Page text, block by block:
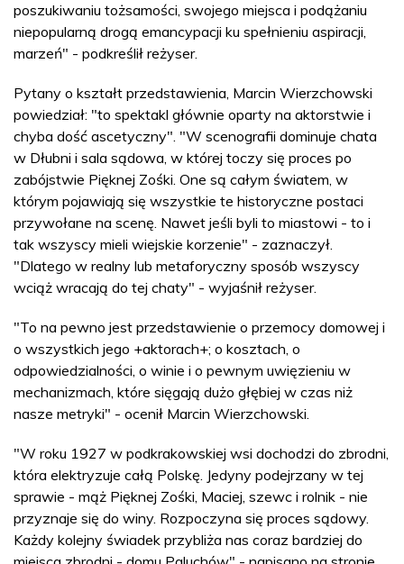
poszukiwaniu tożsamości, swojego miejsca i podążaniu
niepopularną drogą emancypacji ku spełnieniu aspiracji,
marzeń" - podkreślił reżyser.
Pytany o kształt przedstawienia, Marcin Wierzchowski
powiedział: "to spektakl głównie oparty na aktorstwie i
chyba dość ascetyczny". "W scenografii dominuje chata
w Dłubni i sala sądowa, w której toczy się proces po
zabójstwie Pięknej Zośki. One są całym światem, w
którym pojawiają się wszystkie te historyczne postaci
przywołane na scenę. Nawet jeśli byli to miastowi - to i
tak wszyscy mieli wiejskie korzenie" - zaznaczył.
"Dlatego w realny lub metaforyczny sposób wszyscy
wciąż wracają do tej chaty" - wyjaśnił reżyser.
"To na pewno jest przedstawienie o przemocy domowej i
o wszystkich jego +aktorach+; o kosztach, o
odpowiedzialności, o winie i o pewnym uwięzieniu w
mechanizmach, które sięgają dużo głębiej w czas niż
nasze metryki" - ocenił Marcin Wierzchowski.
"W roku 1927 w podkrakowskiej wsi dochodzi do zbrodni,
która elektryzuje całą Polskę. Jedyny podejrzany w tej
sprawie - mąż Pięknej Zośki, Maciej, szewc i rolnik - nie
przyznaje się do winy. Rozpoczyna się proces sądowy.
Każdy kolejny świadek przybliża nas coraz bardziej do